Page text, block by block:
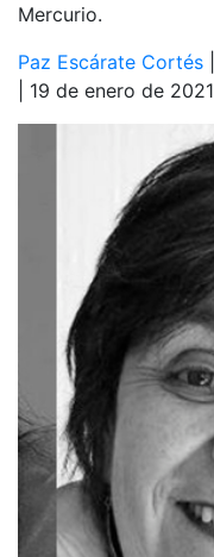
Mercurio.
Paz Escárate Cortés
| 19 de enero de 2021